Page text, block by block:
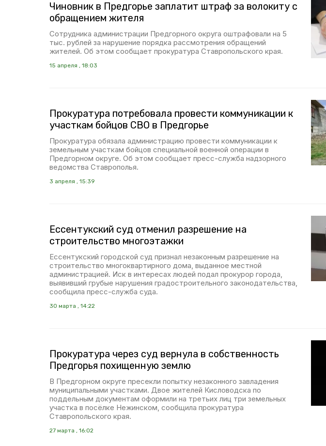
Чиновник в Предгорье заплатит штраф за волокиту с
обращением жителя
Сотрудника администрации Предгорного округа оштрафовали на 5
тыс. рублей за нарушение порядка рассмотрения обращений
жителей. Об этом сообщает прокуратура Ставропольского края.
15 апреля , 18:03
Прокуратура потребовала провести коммуникации к
участкам бойцов СВО в Предгорье
Прокуратура обязала администрацию провести коммуникации к
земельным участкам бойцов специальной военной операции в
Предгорном округе. Об этом сообщает пресс-служба надзорного
ведомства Ставрополья.
3 апреля , 15:39
Ессентукский суд отменил разрешение на
строительство многоэтажки
Ессентукский городской суд признал незаконным разрешение на
строительство многоквартирного дома, выданное местной
администрацией. Иск в интересах людей подал прокурор города,
выявивший грубые нарушения градостроительного законодательства,
сообщила пресс-служба суда.
30 марта , 14:22
Прокуратура через суд вернула в собственность
Предгорья похищенную землю
В Предгорном округе пресекли попытку незаконного завладения
муниципальными участками. Двое жителей Кисловодска по
поддельным документам оформили на третьих лиц три земельных
участка в посёлке Нежинском, сообщила прокуратура
Ставропольского края.
27 марта , 16:02